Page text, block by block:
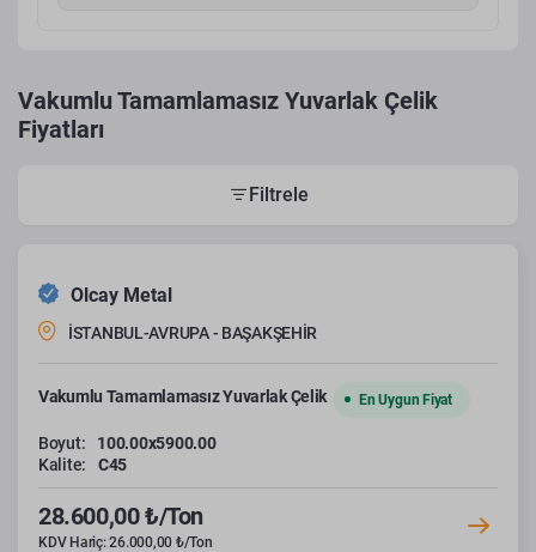
Vakumlu Tamamlamasız Yuvarlak Çelik
Fiyatları
Filtrele
Olcay Metal
İSTANBUL-AVRUPA - BAŞAKŞEHİR
Vakumlu Tamamlamasız Yuvarlak Çelik En Uygun Fiyat
Boyut:
100.00x5900.00
Kalite:
C45
28.600,00 ₺/Ton
KDV Hariç: 26.000,00 ₺/Ton